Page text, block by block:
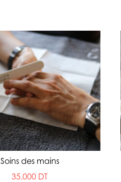
Soins des mains
35.000 DT